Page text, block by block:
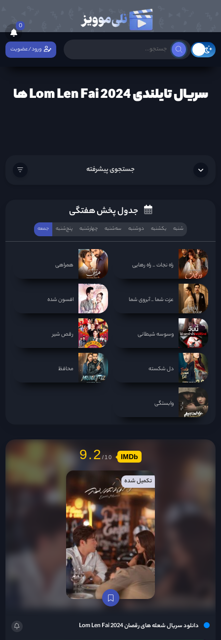
0
ورود/عضویت
سریال تایلندی Lom Len Fai 2024 ها
جستجوی پیشرفته
جدول پخش هفتگی
شنبه یکشنبه دوشنبه سه‌‌شنبه چهارشنبه پنج‌شنبه جمعه
راه نجات _ راه رهایی همراهی
عزت شما _ آبروی شما افسون شده
وسوسه شیطانی رقص شیر
دل شکسته محافظ
وابستگی
دانلود سریال شعله های رقصان Lom Len Fai 2024
9.2 IMDb
تکمیل شده